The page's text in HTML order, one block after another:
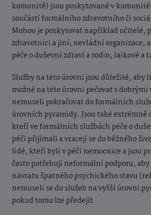
komunitě) jsou poskytované v komunitě
součástí formálního zdravotního či
Mohou je poskytovat například učitelé,
zdravotníci a jiní; nevládní organizace;
péče o duševní zdraví a rodin; laikové a
Služby na této úrovni jsou důležité, aby
možné na této úrovni pečovat s
nemuseli pokračovat do formálních
úrovních pyramidy. Jsou také
kteří ve formálních službách péče o
péči přijímali a vracejí se do běžného
lidé, kteří byli v péči nemocnice a jsou
často potřebují neformální podporu,
návratu špatného psychického stavu
nemuseli se do služeb na vyšší úrovni
pokud tomu lze předejít.